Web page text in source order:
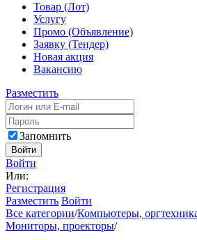
Товар (Лот)
Услугу
Промо (Объявление)
Заявку (Тендер)
Новая акция
Вакансию
Разместить
Запомнить
Войти
Войти
Или:
Регистрация
Разместить Войти
Все категории/Компьютеры,
Мониторы, проекторы/